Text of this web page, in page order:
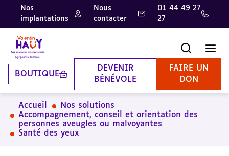
Aller
contenu
principal
Aller
pied
de
page
Aller
la
recherche
Nos
implantations
Nous
contacter
01 44 49 27
27
BOUTIQUE
DEVENIR
BÉNÉVOLE
FAIRE UN
DON
Accueil
Nos solutions
Accompagnement, conseil et orientation des
personnes aveugles ou malvoyantes
Santé des yeux